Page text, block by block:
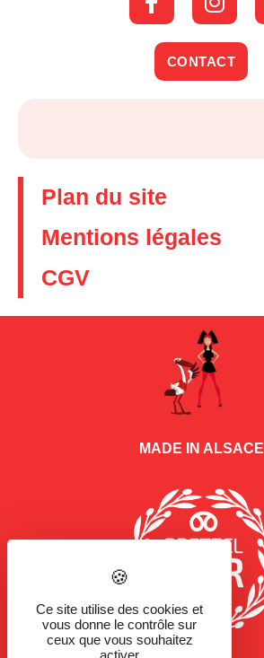
CONTACT
Plan du site
Mentions légales
CGV
MADE IN ALSACE
Ce site utilise des cookies et
vous donne le contrôle sur
ceux que vous souhaitez
activer